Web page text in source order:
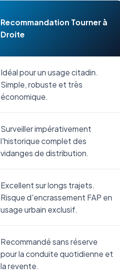
Recommandation Tourner à
Droite
Idéal pour un usage citadin.
Simple, robuste et très
économique.
Surveiller impérativement
l'historique complet des
vidanges de distribution.
Excellent sur longs trajets.
Risque d'encrassement FAP en
usage urbain exclusif.
Recommandé sans réserve
pour la conduite quotidienne et
la revente.